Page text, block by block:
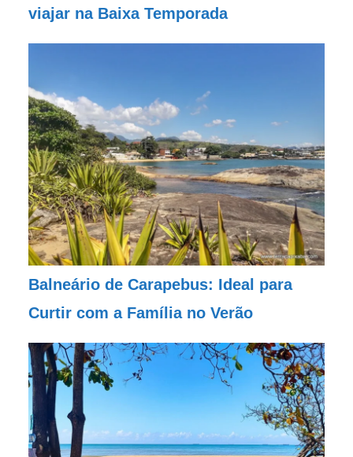
viajar na Baixa Temporada
Balneário de Carapebus: Ideal para
Curtir com a Família no Verão